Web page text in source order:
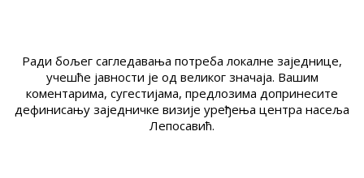
Ради бољег сагледавања потреба локалне заједнице,
учешће јавности је од великог значаја. Вашим
коментарима, сугестијама, предлозима допринесите
дефинисању заједничке визије уређења центра насеља
Лепосавић.